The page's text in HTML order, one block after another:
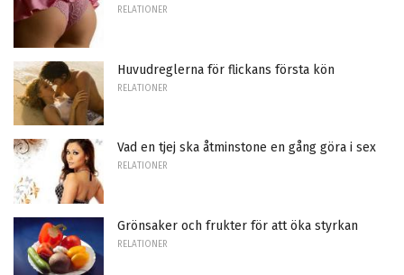
RELATIONER
Huvudreglerna för flickans första kön
RELATIONER
Vad en tjej ska åtminstone en gång göra i sex
RELATIONER
Grönsaker och frukter för att öka styrkan
RELATIONER